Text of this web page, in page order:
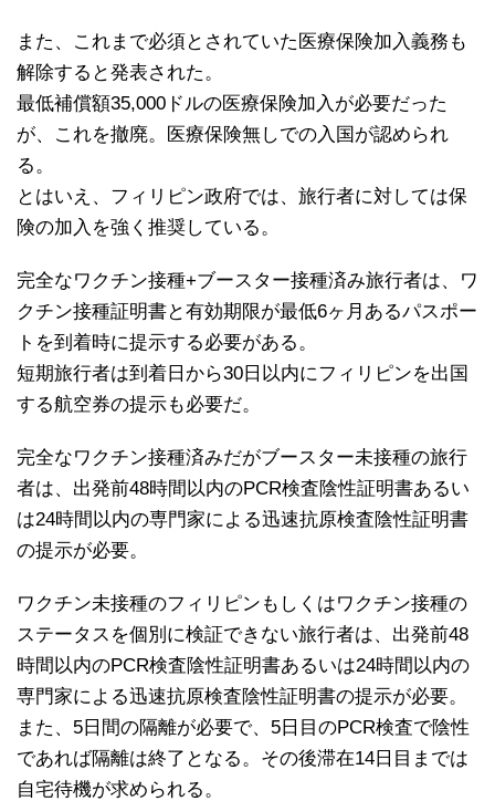
また、これまで必須とされていた医療保険加入義務も
解除すると発表された。
最低補償額35,000ドルの医療保険加入が必要だった
が、これを撤廃。医療保険無しでの入国が認められ
る。
とはいえ、フィリピン政府では、旅行者に対しては保
険の加入を強く推奨している。
完全なワクチン接種+ブースター接種済み旅行者は、ワ
クチン接種証明書と有効期限が最低6ヶ月あるパスポー
トを到着時に提示する必要がある。
短期旅行者は到着日から30日以内にフィリピンを出国
する航空券の提示も必要だ。
完全なワクチン接種済みだがブースター未接種の旅行
者は、出発前48時間以内のPCR検査陰性証明書あるい
は24時間以内の専門家による迅速抗原検査陰性証明書
の提示が必要。
ワクチン未接種のフィリピンもしくはワクチン接種の
ステータスを個別に検証できない旅行者は、出発前48
時間以内のPCR検査陰性証明書あるいは24時間以内の
専門家による迅速抗原検査陰性証明書の提示が必要。
また、5日間の隔離が必要で、5日目のPCR検査で陰性
であれば隔離は終了となる。その後滞在14日目までは
自宅待機が求められる。